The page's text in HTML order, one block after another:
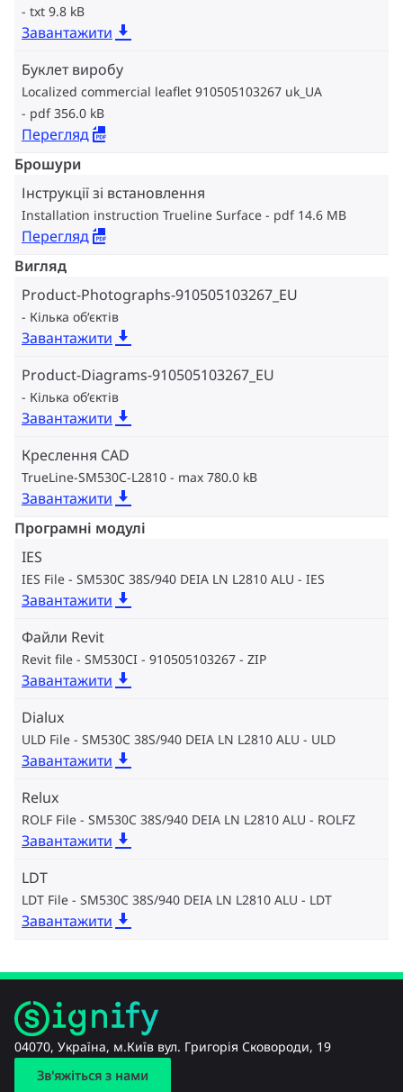
txt 9.8 kB
Завантажити
Буклет виробу
Localized commercial leaflet 910505103267 uk_UA
pdf 356.0 kB
Перегляд
Брошури
Інструкції зі встановлення
Installation instruction Trueline Surface pdf 14.6 MB
Перегляд
Вигляд
Product-Photographs-910505103267_EU
Кілька об‘єктів
Завантажити
Product-Diagrams-910505103267_EU
Кілька об‘єктів
Завантажити
Креслення CAD
TrueLine-SM530C-L2810 max 780.0 kB
Завантажити
Програмні модулі
IES
IES File - SM530C 38S/940 DEIA LN L2810 ALU IES
Завантажити
Файли Revit
Revit file - SM530CI - 910505103267 ZIP
Завантажити
Dialux
ULD File - SM530C 38S/940 DEIA LN L2810 ALU ULD
Завантажити
Relux
ROLF File - SM530C 38S/940 DEIA LN L2810 ALU ROLFZ
Завантажити
LDT
LDT File - SM530C 38S/940 DEIA LN L2810 ALU LDT
Завантажити
04070, Україна, м.Київ вул. Григорія Сковороди, 19
Зв'яжіться з нами